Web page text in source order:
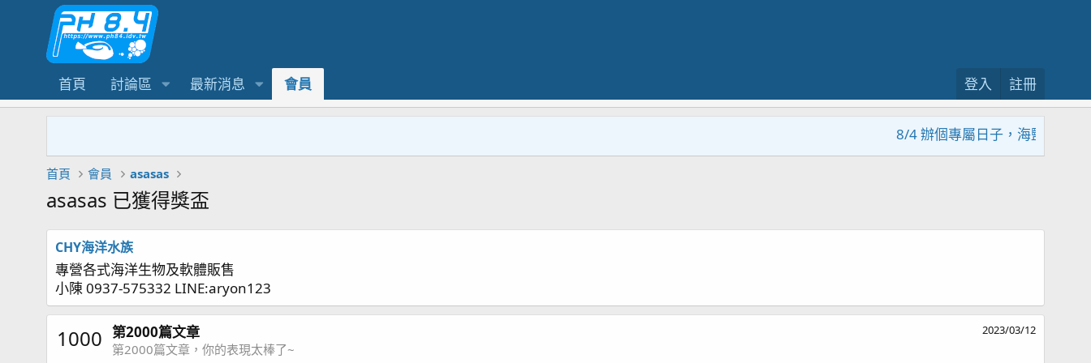
首頁 討論區 最新消息 會員 登入 註冊
8/4 辦個專屬日子，海鹽回饋活
首頁 會員 asasas
asasas 已獲得獎盃
CHY海洋水族
專營各式海洋生物及軟體販售
小陳 0937-575332 LINE:aryon123
1000 2023/03/12
第2000篇文章
第2000篇文章，你的表現太棒了~